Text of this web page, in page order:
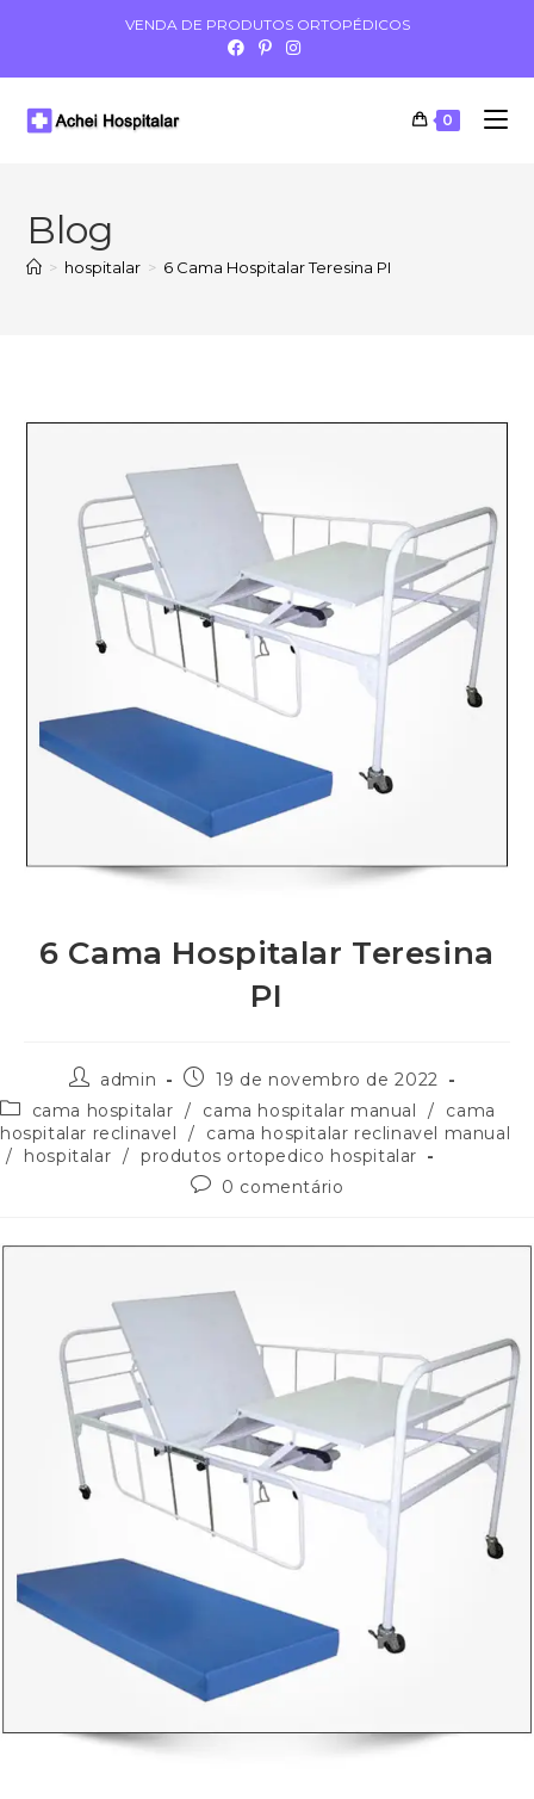
VENDA DE PRODUTOS ORTOPÉDICOS
0
Blog
> hospitalar > 6 Cama Hospitalar Teresina PI
6 Cama Hospitalar Teresina
PI
admin
19 de novembro de 2022
cama hospitalar / cama hospitalar manual /
cama
hospitalar reclinavel
/
cama hospitalar reclinavel manual
/
hospitalar / produtos ortopedico hospitalar
0 comentário